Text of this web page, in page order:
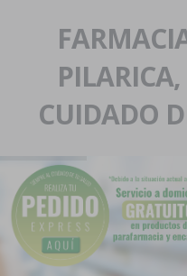
La farmacia
Nuestra historia
Nuestro equipo
Eventos
Servicios y reservas
Pedidos express
Blog
Contacto
CUIDADO